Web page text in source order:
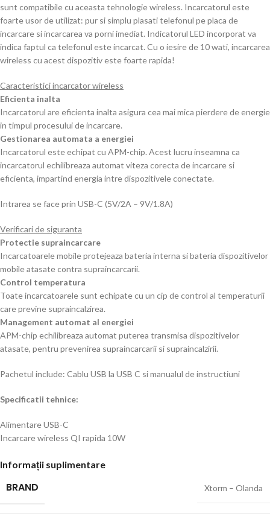
sunt compatibile cu aceasta tehnologie wireless. Incarcatorul este
foarte usor de utilizat: pur si simplu plasati telefonul pe placa de
incarcare si incarcarea va porni imediat. Indicatorul LED incorporat va
indica faptul ca telefonul este incarcat. Cu o iesire de 10 wati, incarcarea
wireless cu acest dispozitiv este foarte rapida!
Caracteristici incarcator wireless
Eficienta inalta
Incarcatorul are eficienta inalta asigura cea mai mica pierdere de energie
in timpul procesului de incarcare.
Gestionarea automata a energiei
Incarcatorul este echipat cu APM-chip. Acest lucru inseamna ca
incarcatorul echilibreaza automat viteza corecta de incarcare si
eficienta, impartind energia intre dispozitivele conectate.
Intrarea se face prin USB-C (5V/2A – 9V/1.8A)
Verificari de siguranta
Protectie supraincarcare
Incarcatoarele mobile protejeaza bateria interna si bateria dispozitivelor
mobile atasate contra supraincarcarii.
Control temperatura
Toate incarcatoarele sunt echipate cu un cip de control al temperaturii
care previne supraincalzirea.
Management automat al energiei
APM-chip echilibreaza automat puterea transmisa dispozitivelor
atasate, pentru prevenirea supraincarcarii si supraincalzirii.
Pachetul include: Cablu USB la USB C si manualul de instructiuni
Specificatii tehnice:
Alimentare USB-C
Incarcare wireless QI rapida 10W
Informații suplimentare
BRAND Xtorm – Olanda